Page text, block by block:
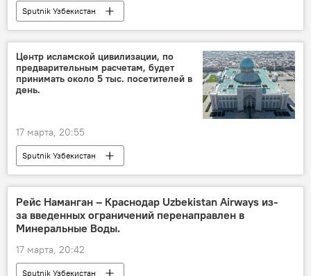
Sputnik Узбекистан
Центр исламской цивилизации, по
предварительным расчетам, будет
принимать около 5 тыс. посетителей в
день.
17 марта, 20:55
Sputnik Узбекистан
Рейс Наманган – Краснодар Uzbekistan Airways из-
за введенных ограничений перенаправлен в
Минеральные Воды.
17 марта, 20:42
Sputnik Узбекистан